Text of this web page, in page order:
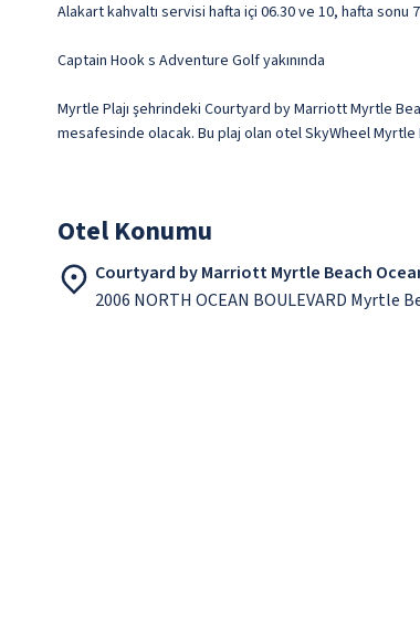
Alakart kahvaltı servisi hafta içi 06.30 ve 10, hafta sonu
Captain Hook s Adventure Golf yakınında
Myrtle Plajı şehrindeki Courtyard by Marriott Myrtle
mesafesinde olacak. Bu plaj olan otel SkyWheel
Otel Konumu
Courtyard by Marriott Myrtle Beach
2006 NORTH OCEAN BOULEVARD Myrtle